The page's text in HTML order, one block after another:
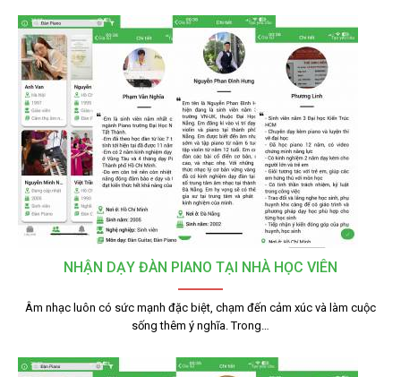
NHẬN DẠY ĐÀN PIANO TẠI NHÀ HỌC VIÊN
Âm nhạc luôn có sức mạnh đặc biệt, chạm đến cảm xúc và làm cuộc
sống thêm ý nghĩa. Trong…